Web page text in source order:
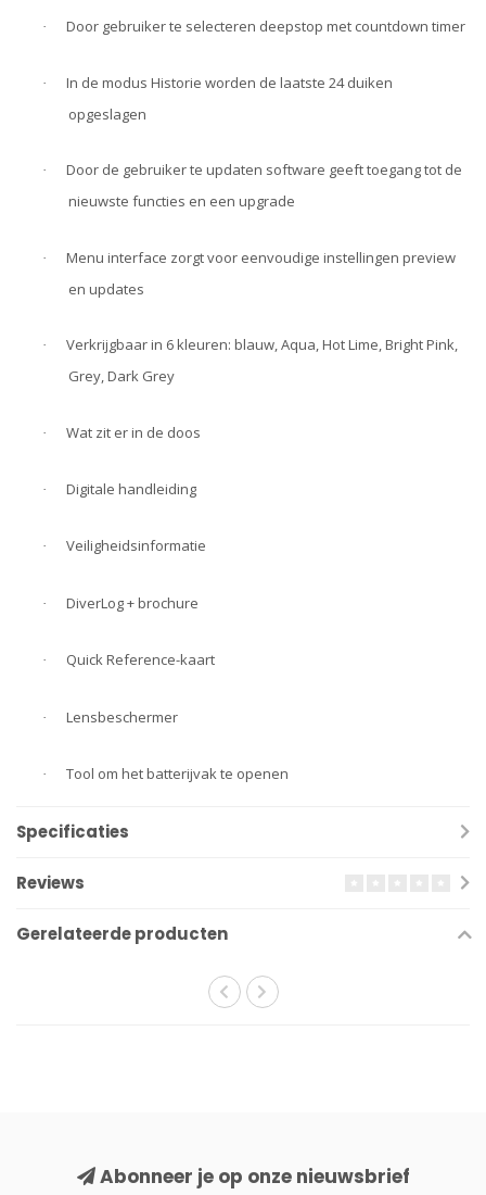
· Door gebruiker te selecteren deepstop met countdown timer
·
In de modus Historie worden de laatste 24 duiken
opgeslagen
·
Door de gebruiker te updaten software geeft toegang tot de
nieuwste functies en een upgrade
·
Menu interface zorgt voor eenvoudige instellingen preview
en updates
·
Verkrijgbaar in 6 kleuren: blauw, Aqua, Hot Lime, Bright Pink,
Grey, Dark Grey
· Wat zit er in de doos
· Digitale handleiding
· Veiligheidsinformatie
· DiverLog + brochure
· Quick Reference-kaart
· Lensbeschermer
· Tool om het batterijvak te openen
Specificaties
Reviews
Gerelateerde producten
Abonneer je op onze nieuwsbrief